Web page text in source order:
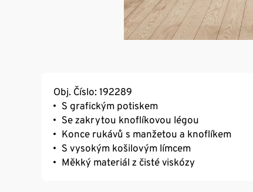
Obj. Číslo: 192289
S grafickým potiskem
Se zakrytou knoflíkovou légou
Konce rukávů s manžetou a knoflíkem
S vysokým košilovým límcem
Měkký materiál z čisté viskózy